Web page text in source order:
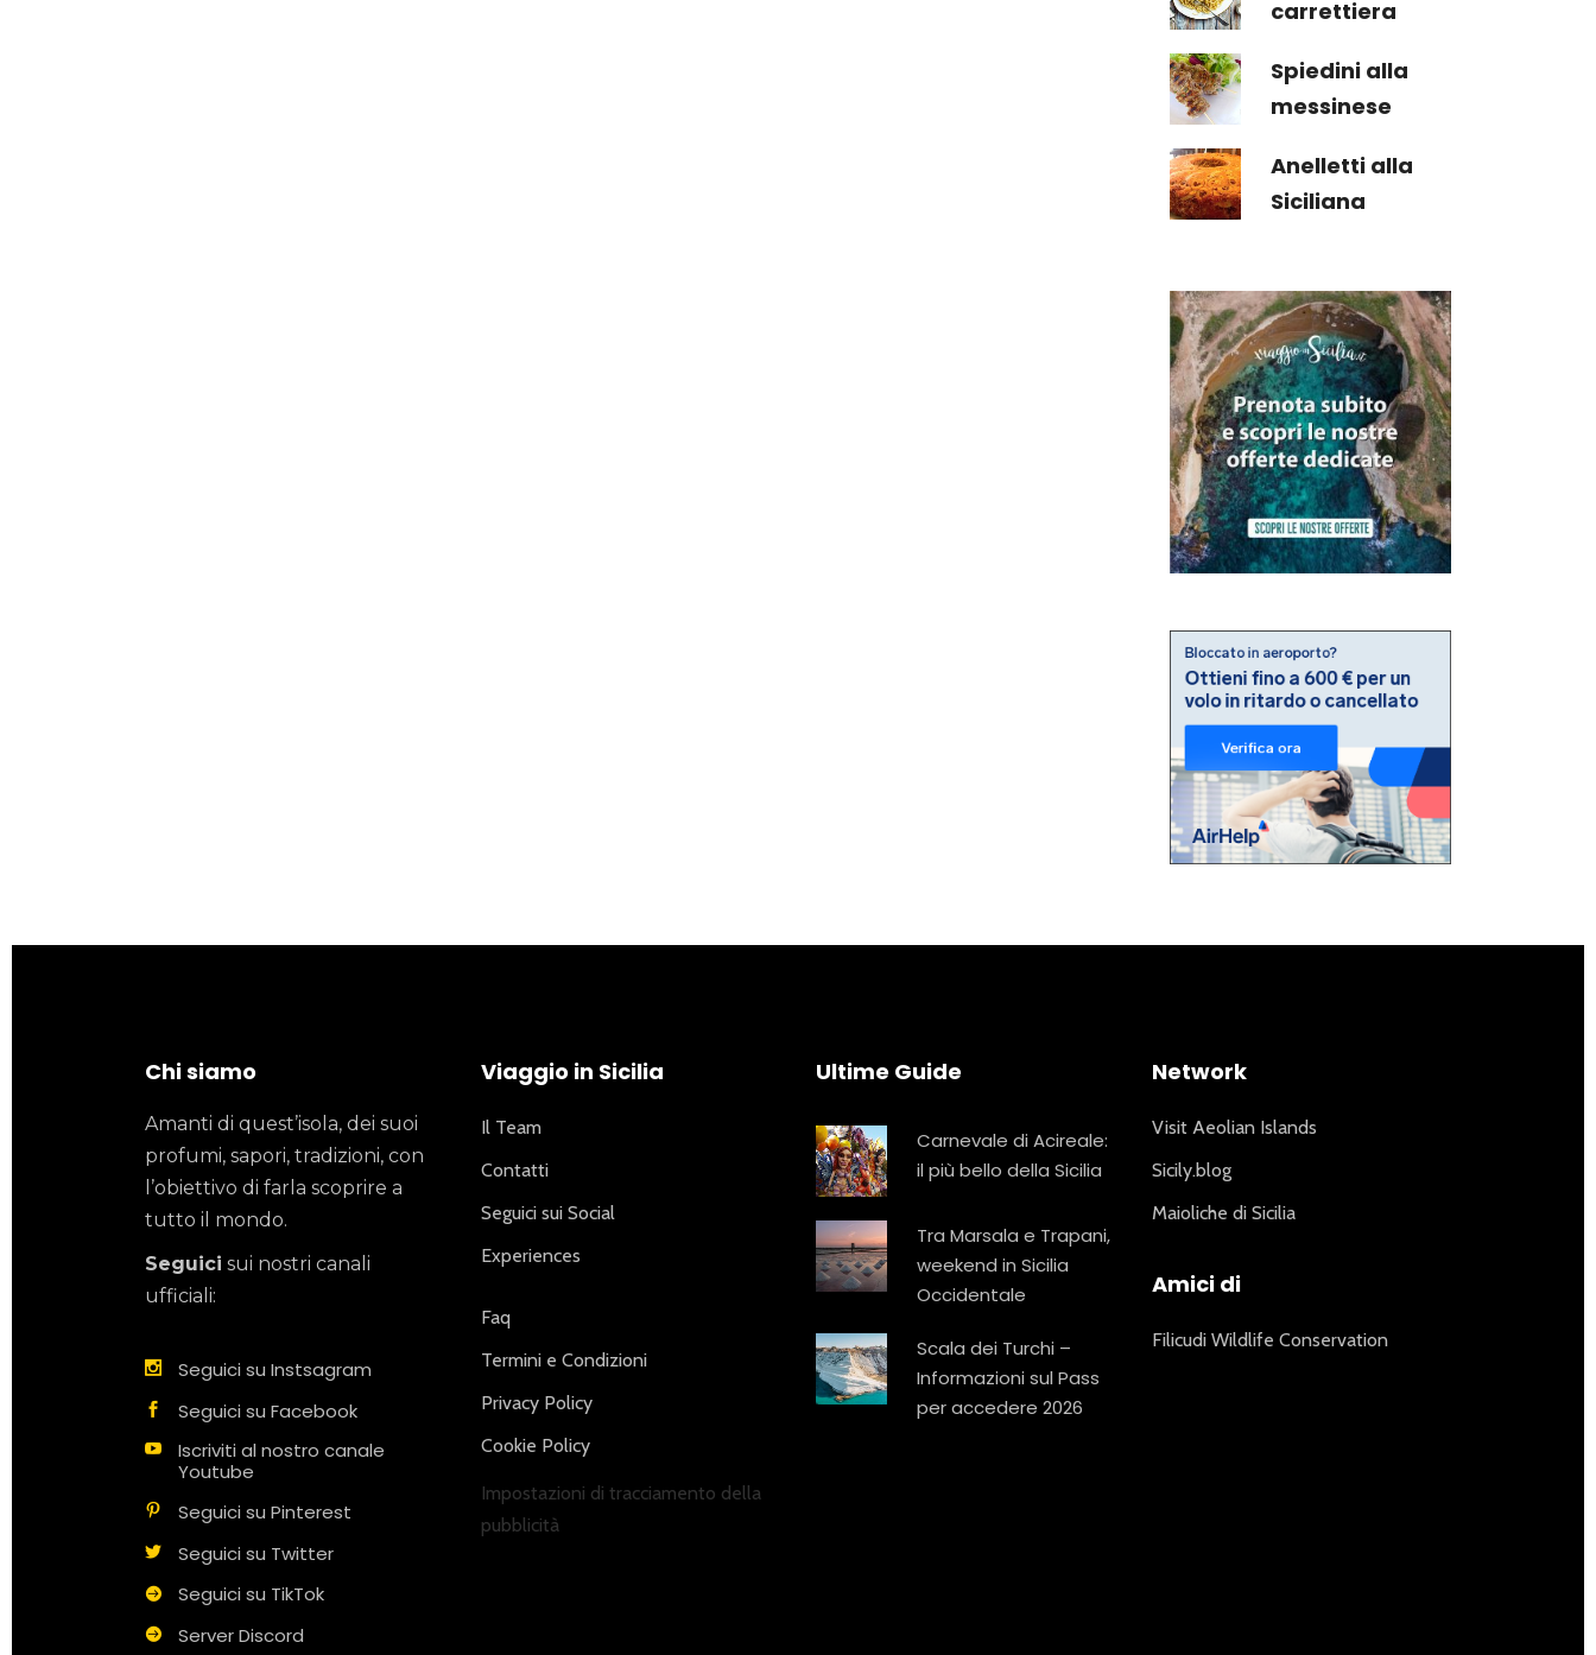
carrettiera
Spiedini alla
messinese
Anelletti alla
Siciliana
Chi siamo
Amanti di quest’isola, dei suoi
profumi, sapori, tradizioni, con
l’obiettivo di farla scoprire a
tutto il mondo.
Seguici sui nostri canali
ufficiali:
Seguici su Instsagram
Seguici su Facebook
Iscriviti al nostro canale
Youtube
Seguici su Pinterest
Seguici su Twitter
Seguici su TikTok
Server Discord
Viaggio in Sicilia
Il Team
Contatti
Seguici sui Social
Experiences
Faq
Termini e Condizioni
Privacy Policy
Cookie Policy
Impostazioni di tracciamento della
pubblicità
Ultime Guide
Carnevale di Acireale:
il più bello della Sicilia
Tra Marsala e Trapani,
weekend in Sicilia
Occidentale
Scala dei Turchi –
Informazioni sul Pass
per accedere 2026
Network
Visit Aeolian Islands
Sicily.blog
Maioliche di Sicilia
Amici di
Filicudi Wildlife Conservation